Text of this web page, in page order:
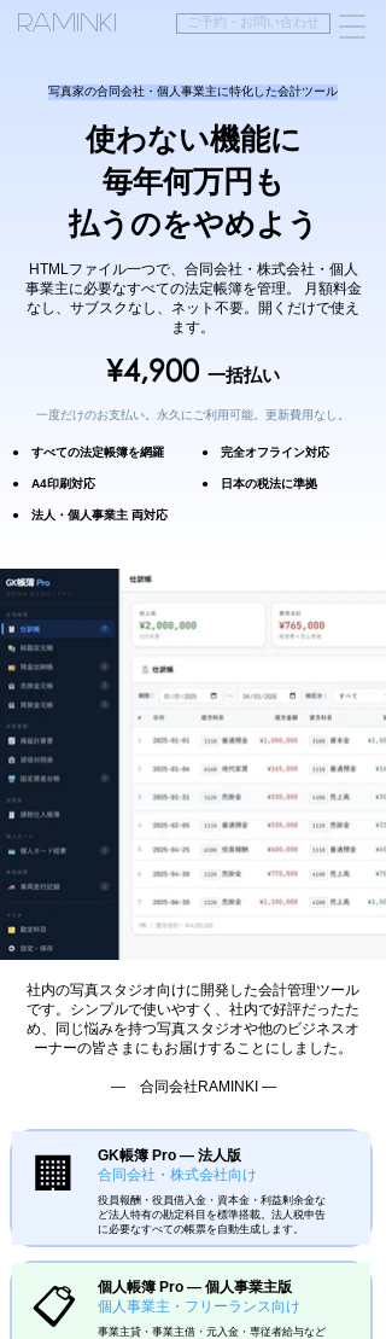
RAMINKI ご予約・お問い合わせ
写真家の合同会社・個人事業主に特化した会計ツール
使わない機能に
毎年何万円も
払うのをやめよう
HTMLファイル一つで、合同会社・株式会社・個人
事業主に必要なすべての法定帳簿を管理。 月額料金
なし、サブスクなし、ネット不要。開くだけで使え
ます。
¥4,900 一括払い
一度だけのお支払い。永久にご利用可能。更新費用なし。
● すべての法定帳簿を網羅
● A4印刷対応
● 法人・個人事業主 両対応
● 完全オフライン対応
● 日本の税法に準拠
社内の写真スタジオ向けに開発した会計管理ツール
です。シンプルで使いやすく、社内で好評だったた
め、同じ悩みを持つ写真スタジオや他のビジネスオ
ーナーの皆さまにもお届けすることにしました。
― 合同会社RAMINKI ―
🏢
GK帳簿 Pro — 法人版
合同会社・株式会社向け
役員報酬・役員借入金・資本金・利益剰余金な
ど法人特有の勘定科目を標準搭載。法人税申告
に必要なすべての帳票を自動生成します。
📋
個人帳簿 Pro — 個人事業主版
個人事業主・フリーランス向け
事業主貸・事業主借・元入金・専従者給与など